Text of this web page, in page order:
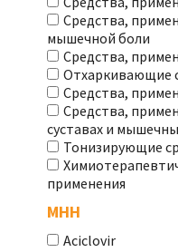
Средства,
мышечной боли
Средства,
Отхаркивающие
Средства,
Средства,
суставах и
Тонизирующие
применения
МНН
Aciclovir